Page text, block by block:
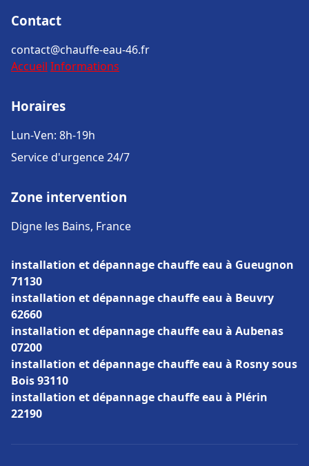
Contact
contact@chauffe-eau-46.fr
Accueil Informations
Horaires
Lun-Ven: 8h-19h
Service d'urgence 24/7
Zone intervention
Digne les Bains, France
installation et dépannage chauffe eau à Gueugnon
71130
installation et dépannage chauffe eau à Beuvry
62660
installation et dépannage chauffe eau à Aubenas
07200
installation et dépannage chauffe eau à Rosny sous
Bois 93110
installation et dépannage chauffe eau à Plérin
22190